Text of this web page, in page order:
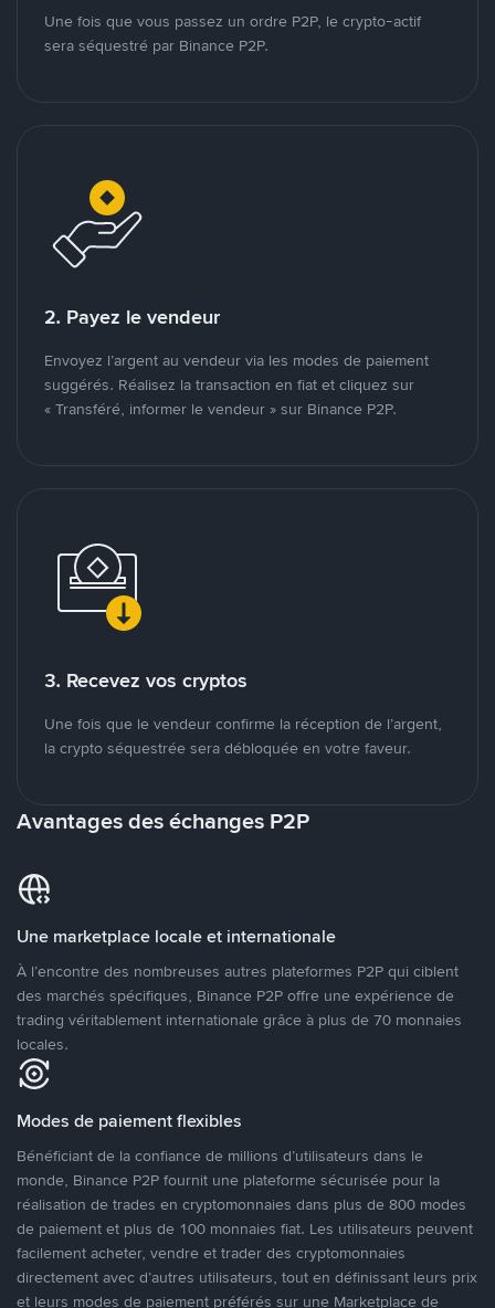
Une fois que vous passez un ordre P2P, le crypto-actif
sera séquestré par Binance P2P.
2. Payez le vendeur
Envoyez l’argent au vendeur via les modes de paiement
suggérés. Réalisez la transaction en fiat et cliquez sur
« Transféré, informer le vendeur » sur Binance P2P.
3. Recevez vos cryptos
Une fois que le vendeur confirme la réception de l’argent,
la crypto séquestrée sera débloquée en votre faveur.
Avantages des échanges P2P
Une marketplace locale et internationale
À l’encontre des nombreuses autres plateformes P2P qui ciblent
des marchés spécifiques, Binance P2P offre une expérience de
trading véritablement internationale grâce à plus de 70 monnaies
locales.
Modes de paiement flexibles
Bénéficiant de la confiance de millions d’utilisateurs dans le
monde, Binance P2P fournit une plateforme sécurisée pour la
réalisation de trades en cryptomonnaies dans plus de 800 modes
de paiement et plus de 100 monnaies fiat. Les utilisateurs peuvent
facilement acheter, vendre et trader des cryptomonnaies
directement avec d’autres utilisateurs, tout en définissant leurs prix
et leurs modes de paiement préférés sur une Marketplace de